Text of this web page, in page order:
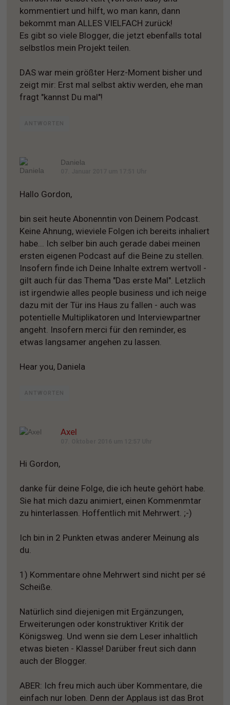
kommentiert und hilft, wo man kann, dann
bekommt man ALLES VIELFACH zurück!
Es gibt so viele Blogger, die jetzt ebenfalls total
selbstlos mein Projekt teilen.
DAS war mein größter Herz-Moment bisher und
zeigt mir: Erst mal selbst aktiv werden, ehe man
fragt "kannst Du mal"!
ANTWORTEN
Daniela
Hallo Gordon,
bin seit heute Abonenntin von Deinem Podcast.
Keine Ahnung, wieviele Folgen ich bereits inhaliert
habe... Ich selber bin auch gerade dabei meinen
ersten eigenen Podcast auf die Beine zu stellen.
Insofern finde ich Deine Inhalte extrem wertvoll -
gilt auch für das Thema "Das erste Mal". Letzlich
ist irgendwie alles people business und ich neige
dazu mit der Tür ins Haus zu fallen - auch was
potentielle Multiplikatoren und Interviewpartner
angeht. Insofern merci für den reminder, es
etwas langsamer angehen zu lassen.
Hear you, Daniela
ANTWORTEN
Axel
Hi Gordon,
danke für deine Folge, die ich heute gehört habe.
Sie hat mich dazu animiert, einen Kommenmtar
zu hinterlassen. Hoffentlich mit Mehrwert. ;-)
Ich bin in 2 Punkten etwas anderer Meinung als
du.
1) Kommentare ohne Mehrwert sind nicht per sé
Scheiße.
Natürlich sind diejenigen mit Ergänzungen,
Erweiterungen oder konstruktiver Kritik der
Königsweg. Und wenn sie dem Leser inhaltlich
etwas bieten - Klasse! Darüber freut sich dann
auch der Blogger.
ABER: Ich freu mich auch über Kommentare, die
einfach nur loben. Denn der Applaus ist das Brot